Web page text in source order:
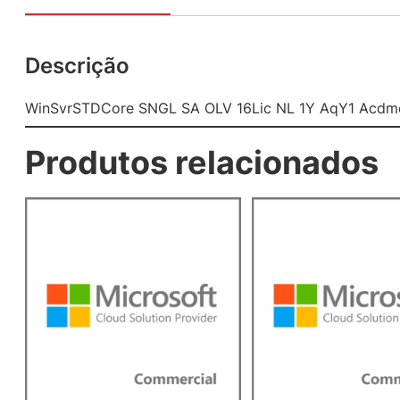
Descrição
WinSvrSTDCore SNGL SA OLV 16Lic NL 1Y AqY1
Produtos relacionados